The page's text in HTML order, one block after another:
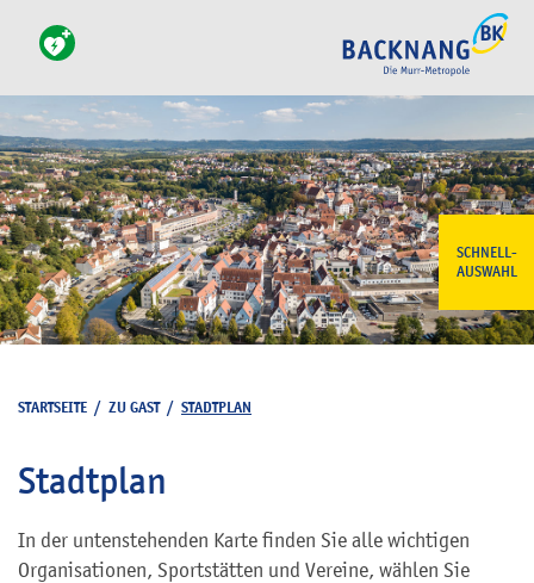
SCHNELL-
AUSWAHL
STARTSEITE / ZU GAST/ STADTPLAN
Stadtplan
In der untenstehenden Karte finden Sie alle wichtigen
Organisationen, Sportstätten und Vereine, wählen Sie